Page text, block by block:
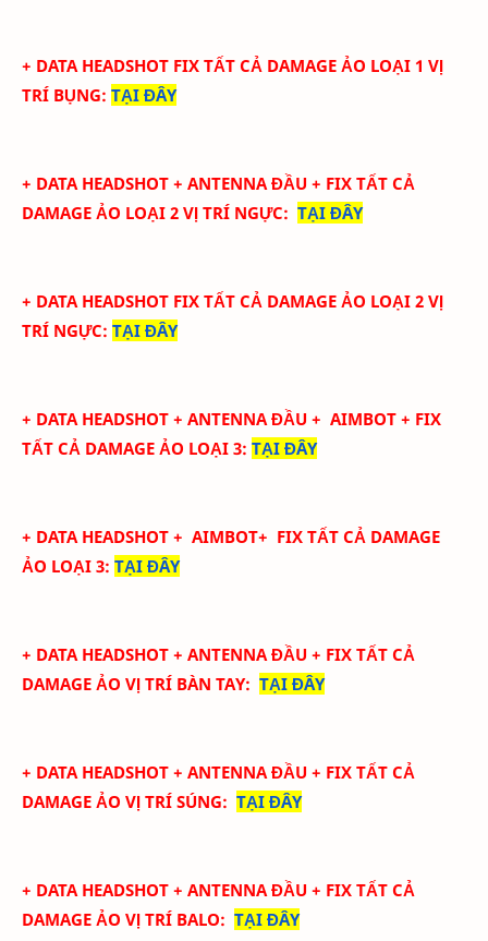
+ DATA HEADSHOT FIX TẤT CẢ DAMAGE ẢO LOẠI 1 VỊ
TRÍ BỤNG: TẠI ĐÂY
+ DATA HEADSHOT + ANTENNA ĐẦU + FIX TẤT CẢ
DAMAGE ẢO LOẠI 2 VỊ TRÍ NGỰC: TẠI ĐÂY
+ DATA HEADSHOT FIX TẤT CẢ DAMAGE ẢO LOẠI 2 VỊ
TRÍ NGỰC: TẠI ĐÂY
+ DATA HEADSHOT + ANTENNA ĐẦU + AIMBOT + FIX
TẤT CẢ DAMAGE ẢO LOẠI 3: TẠI ĐÂY
+ DATA HEADSHOT + AIMBOT+ FIX TẤT CẢ DAMAGE
ẢO LOẠI 3: TẠI ĐÂY
+ DATA HEADSHOT + ANTENNA ĐẦU + FIX TẤT CẢ
DAMAGE ẢO VỊ TRÍ BÀN TAY: TẠI ĐÂY
+ DATA HEADSHOT + ANTENNA ĐẦU + FIX TẤT CẢ
DAMAGE ẢO VỊ TRÍ SÚNG: TẠI ĐÂY
+ DATA HEADSHOT + ANTENNA ĐẦU + FIX TẤT CẢ
DAMAGE ẢO VỊ TRÍ BALO: TẠI ĐÂY